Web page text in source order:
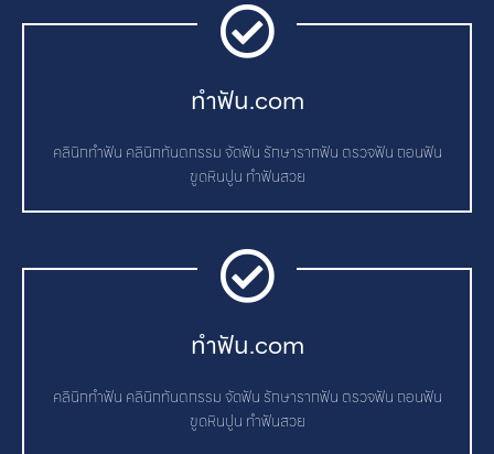
ทําฟัน.com
คลินิกทำฟัน คลินิกทันตกรรม จัดฟัน รักษารากฟัน ตรวจฟัน ถอนฟัน
ขูดหินปูน ทำฟันสวย
ทําฟัน.com
คลินิกทำฟัน คลินิกทันตกรรม จัดฟัน รักษารากฟัน ตรวจฟัน ถอนฟัน
ขูดหินปูน ทำฟันสวย